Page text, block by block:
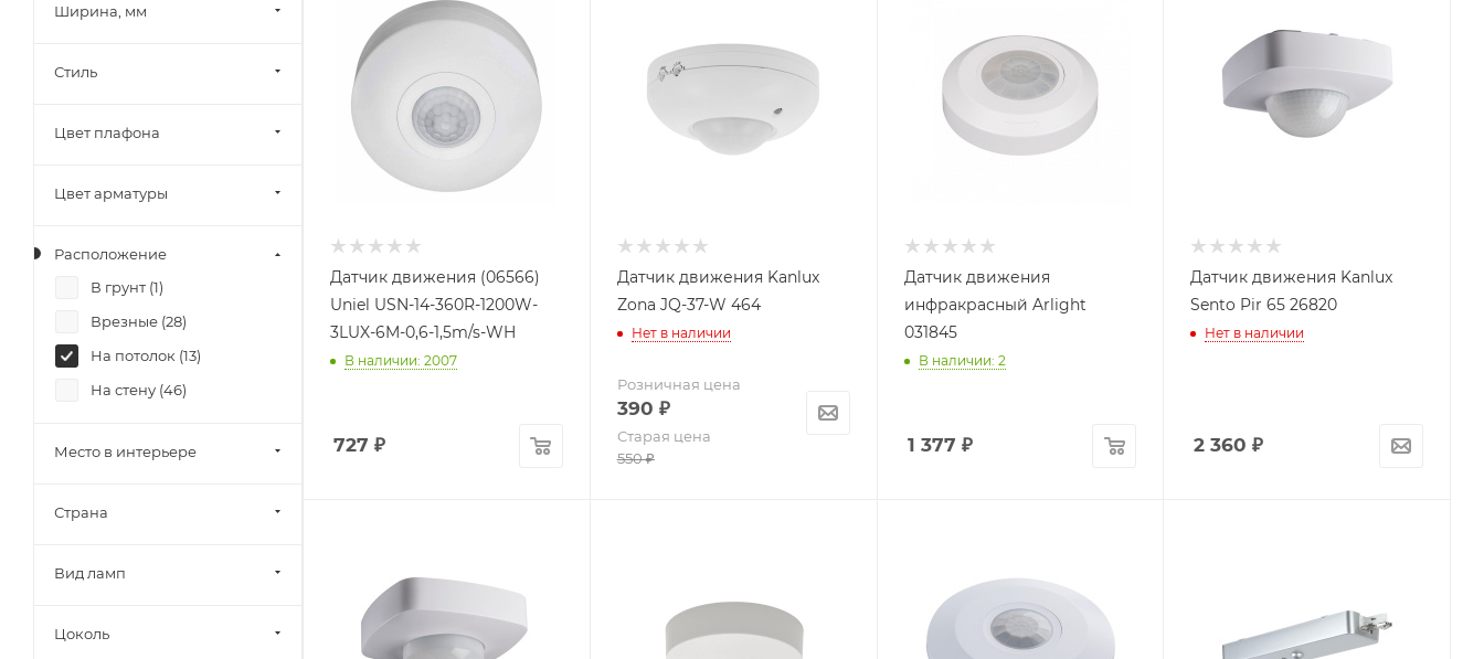
Датчик движения (06566)
Uniel USN-14-360R-1200W-
3LUX-6M-0,6-1,5m/s-WH
В наличии: 2007
727 ₽
Датчик движения Kanlux
Zona JQ-37-W 464
Нет в наличии
Розничная цена
390 ₽
Старая цена
550₽
Датчик движения
инфракрасный Arlight
031845
В наличии: 2
1 377 ₽
Датчик движения Kanlux
Sento Pir 65 26820
Нет в наличии
2 360 ₽
Schneider Electric (
TDM Electric (
Ширина, мм
Стиль
Цвет плафона
Цвет арматуры
Расположение
В грунт (1)
Врезные (28)
На потолок (13)
На стену (46)
Место в интерьере
Страна
Вид ламп
Цоколь